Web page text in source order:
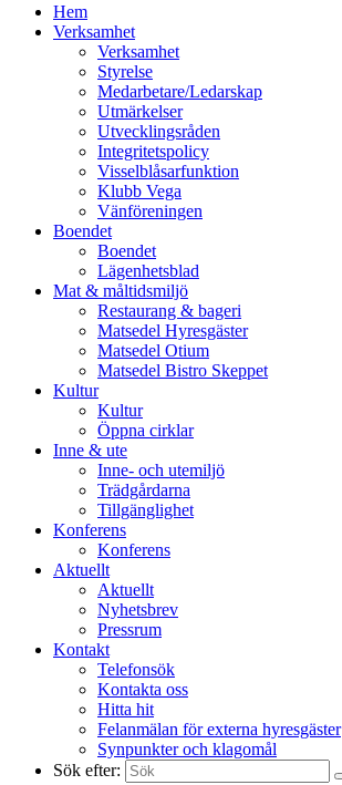
Hem
Verksamhet
Verksamhet
Styrelse
Medarbetare/Ledarskap
Utmärkelser
Utvecklingsråden
Integritetspolicy
Visselblåsarfunktion
Klubb Vega
Vänföreningen
Boendet
Boendet
Lägenhetsblad
Mat & måltidsmiljö
Restaurang & bageri
Matsedel Hyresgäster
Matsedel Otium
Matsedel Bistro Skeppet
Kultur
Kultur
Öppna cirklar
Inne & ute
Inne- och utemiljö
Trädgårdarna
Tillgänglighet
Konferens
Konferens
Aktuellt
Aktuellt
Nyhetsbrev
Pressrum
Kontakt
Telefonsök
Kontakta oss
Hitta hit
Felanmälan för externa hyresgäster
Synpunkter och klagomål
Sök efter: